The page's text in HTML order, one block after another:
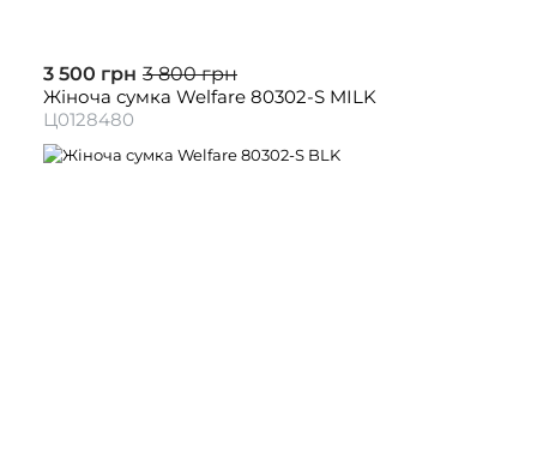
3 500 грн 3 800 грн
Жіноча сумка Welfare 80302-S MILK
Ц0128480